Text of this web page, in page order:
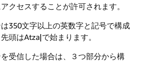
クセスすることが許可されます。
350文字以上の英数字と記号で構成
頭はAtza|で始まります。
受信した場合は、３つ部分から構